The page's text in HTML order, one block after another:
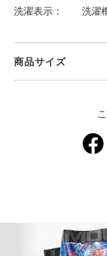
洗濯表示
洗濯
商品サイズ
-
72